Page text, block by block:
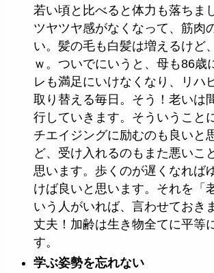
若い頃と比べると体力も落ちま
ツヤツヤ感がなくなって、筋肉
い。髪の毛も白髪は増えるけど
ｗ。ついでにいうと、母も86歳
レも満足にいけなくなり、リハ
取り替える毎日。そう！老いは
行していきます。そういうこと
チエイジングに励むのも良いと
ど、受け入れるのもまた悪いこ
思います。歩くのが遅くなれば
けば良いと思います。それを「
いう人がいれば、言わせておき
丈夫！加齢は生き物全てに平等
す。
学ぶ姿勢を忘れない